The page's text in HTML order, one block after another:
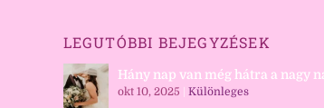
LEGUTÓBBI BEJEGYZÉSEK
Hány nap van még hátra a nagy
okt 10, 2025 Különleges